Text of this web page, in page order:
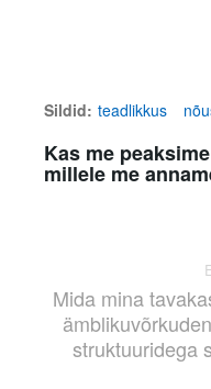
Sildid: teadlikkus
Kas me
millele me
Mida mina
struktuuridega